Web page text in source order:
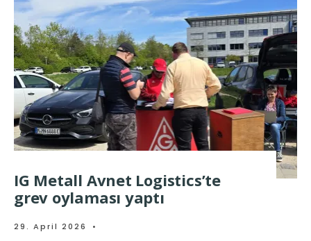
IG Metall Avnet Logistics’te
grev oylaması yaptı
29. April 2026 •